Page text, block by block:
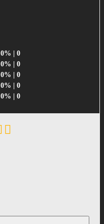
0% | 0
0% | 0
0% | 0
0% | 0
0% | 0